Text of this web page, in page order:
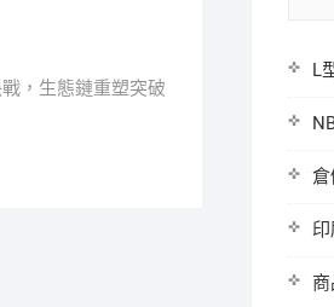
，生態鏈重塑突破
L
倉